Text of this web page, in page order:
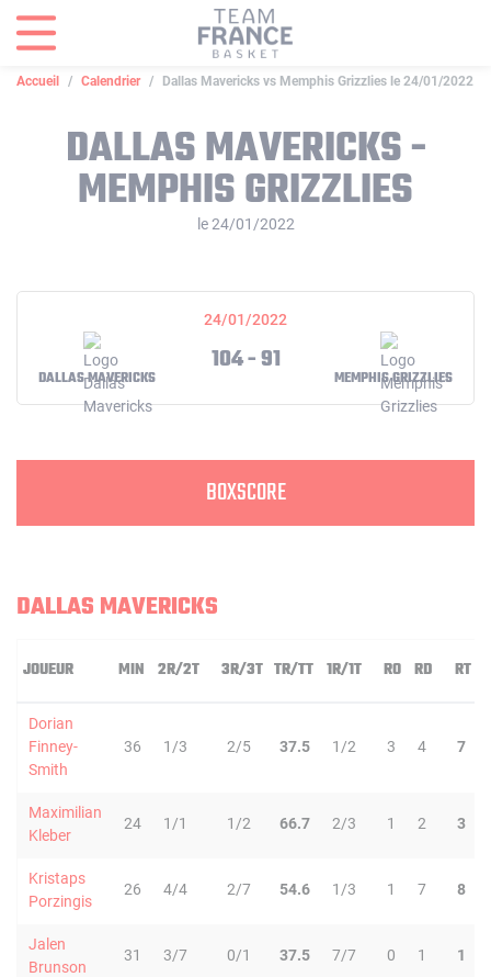
Accueil Calendrier Dallas Mavericks vs Memphis Grizzlies le 24/01/2022
DALLAS MAVERICKS -
MEMPHIS GRIZZLIES
le 24/01/2022
24/01/2022
DALLAS MAVERICKS
104 - 91
MEMPHIS GRIZZLIES
BOXSCORE
DALLAS MAVERICKS
JOUEUR MIN 2R/2T 3R/3T TR/TT 1R/1T RO RD RT
Dorian
Finney-
Smith
36 1/3 2/5 37.5 1/2 3 4 7
Maximilian
Kleber
24 1/1 1/2 66.7 2/3 1 2 3
Kristaps
Porzingis
26 4/4 2/7 54.6 1/3 1 7 8
Jalen
Brunson
31 3/7 0/1 37.5 7/7 0 1 1
Panneau de gestion des cookies